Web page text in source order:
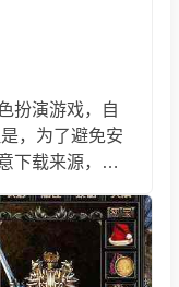
扮演游戏，自
，为了避免安
下载来源，以